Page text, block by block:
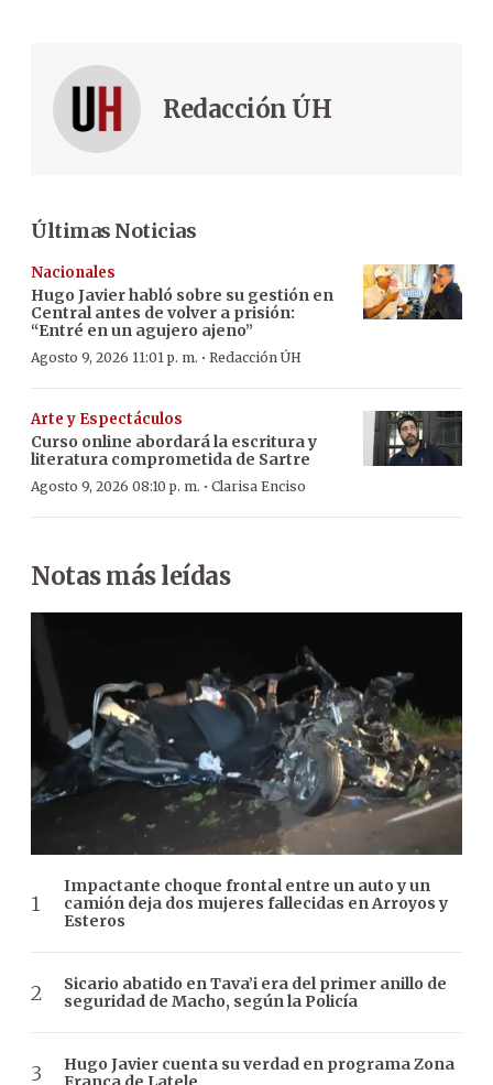
Redacción ÚH
Últimas Noticias
Nacionales
Hugo Javier habló sobre su gestión en
Central antes de volver a prisión:
“Entré en un agujero ajeno”
Agosto 9, 2026 11:01 p. m. · Redacción ÚH
Arte y Espectáculos
Curso online abordará la escritura y
literatura comprometida de Sartre
Agosto 9, 2026 08:10 p. m. · Clarisa Enciso
Notas más leídas
Impactante choque frontal entre un auto y un
camión deja dos mujeres fallecidas en Arroyos y
Esteros
Sicario abatido en Tava’i era del primer anillo de
seguridad de Macho, según la Policía
Hugo Javier cuenta su verdad en programa Zona